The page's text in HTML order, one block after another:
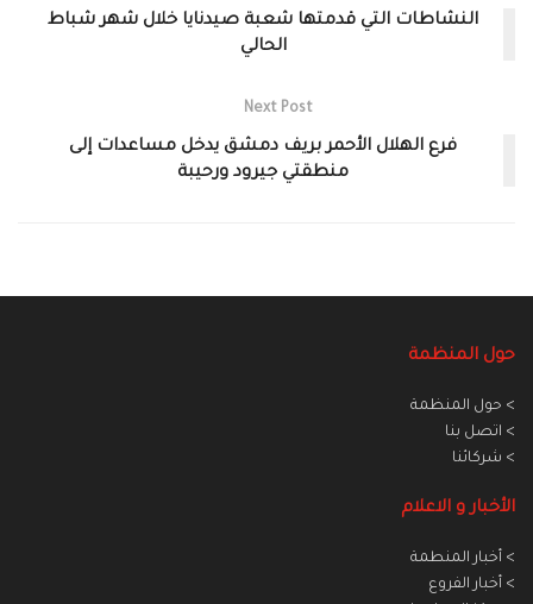
النشاطات التي قدمتها شعبة صيدنايا خلال شهر شباط
الحالي
Next Post
فرع الهلال الأحمر بريف دمشق يدخل مساعدات إلى
منطقتي جيرود ورحيبة‎
حول المنظمة
> حول المنظمة
> اتصل بنا
> شركائنا
الأخبار و الاعلام
> أخبار المنطمة
> أخبار الفروع